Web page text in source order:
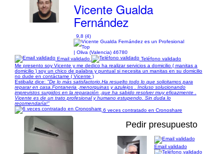
Vicente Gualda
Fernández
9,8 (4)
| Oliva (Valencia) 46780
Email validado
Teléfono validado
Me presento soy Vicente y me dedico ha realizar servicios a domicilio ( manitas a
domicilio ) soy un chico de palabra y puntual si necesita un manitas en su domicilio
no dude en contáctame ( Vicente )
Estibaliz dice: "De lo más satisfactorio.Ha resuelto todo lo que solicitamos para
reparar en casa.Fontaneria ,menorquinas y azulejos . Incluso solucionando
imprevistos surgidos en la reparación ,que ha sabido resolver muy eficazmente .
Vicente es de un trato profesional y humano estupendo. Sin duda lo
recomendaría!"
6 veces contratado en Cronoshare
Pedir presupuesto
Email validado